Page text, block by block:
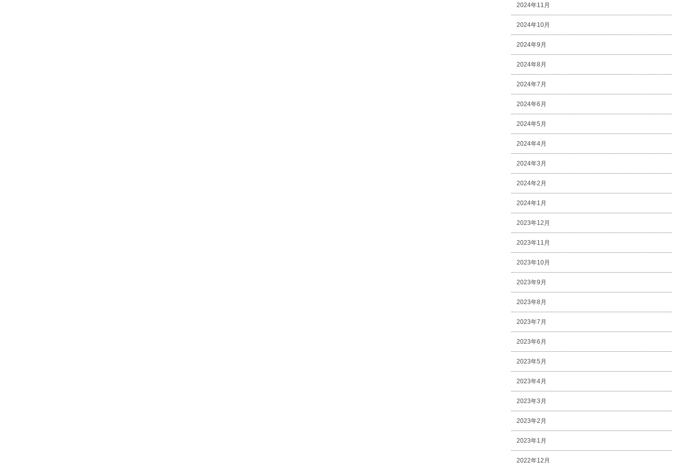
2024年11月
2024年10月
2024年9月
2024年8月
2024年7月
2024年6月
2024年5月
2024年4月
2024年3月
2024年2月
2024年1月
2023年12月
2023年11月
2023年10月
2023年9月
2023年8月
2023年7月
2023年6月
2023年5月
2023年4月
2023年3月
2023年2月
2023年1月
2022年12月